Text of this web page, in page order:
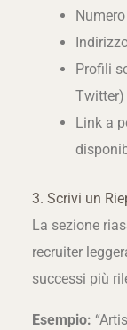
Profili
Twitter)
Link a
3. Scrivi un
La sezione
recruiter
successi più
Esempio: